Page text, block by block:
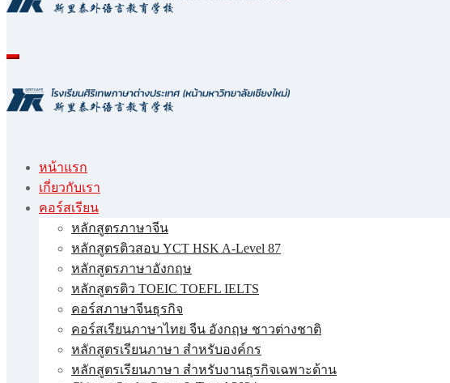
หน้าแรก
เกี่ยวกับเรา
คอร์สเรียน
หลักสูตรภาษาจีน
หลักสูตรติวสอบ YCT HSK A-Level 87
หลักสูตรภาษาอังกฤษ
หลักสูตรติว TOEIC TOEFL IELTS
คอร์สภาษาจีนธุรกิจ
คอร์สเรียนภาษาไทย จีน อังกฤษ ชาวต่างชาติ
หลักสูตรเรียนภาษา สำหรับองค์กร
หลักสูตรเรียนภาษา สำหรับงานธุรกิจเฉพาะด้าน